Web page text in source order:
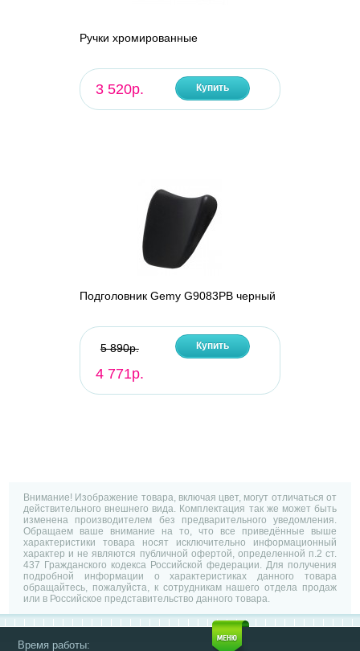
Ручки хромированные
3 520р. Купить
Подголовник Gemy G9083PB черный
5 890р.
4 771р.
Купить
Внимание! Изображение товара, включая цвет, могут отличаться от
действительного внешнего вида. Комплектация так же может быть
изменена производителем без предварительного уведомления.
Обращаем ваше внимание на то, что все приведённые выше
характеристики товара носят исключительно информационный
характер и не являются публичной офертой, определенной п.2 ст.
437 Гражданского кодекса Российской федерации. Для получения
подробной информации о характеристиках данного товара
обращайтесь, пожалуйста, к сотрудникам нашего отдела продаж
или в Российское представительство данного товара.
Время работы: